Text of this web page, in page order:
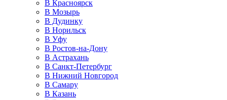
В Красноярск
В Мозырь
В Дудинку
В Норильск
В Уфу
В Ростов-на-Дону
В Астрахань
В Санкт-Петербург
В Нижний Новгород
В Самару
В Казань